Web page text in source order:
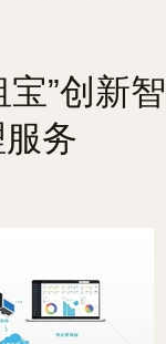
”创新智
务